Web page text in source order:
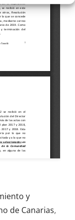
y
de Canarias,